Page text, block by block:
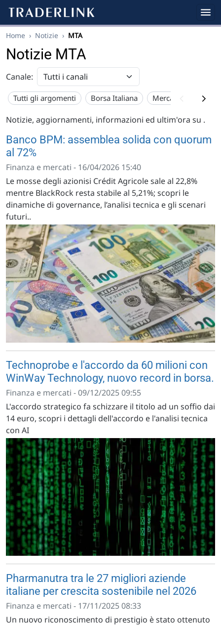
Home › Notizie › MTA
Notizie MTA
Canale:
Tutti gli argomenti Borsa Italiana Mercato USA
Notizie, aggiornamenti, informazioni ed ultim'ora su .
Banco BPM: assemblea solida con quorum
al 72%
Finanza e mercati - 16/04/2026 15:40
Le mosse degli azionisi Crédit Agricole sale al 22,8%
mentre BlackRock resta stabile al 5,21%; scopri le
dinamiche di governance, l’analisi tecnica e gli scenari
futuri..
Technoprobe e l'accordo da 60 milioni con
WinWay Technology, nuovo record in borsa.
Finanza e mercati - 09/12/2025 09:55
L'accordo strategico fa schizzare il titolo ad un soffio dai
14 euro, scopri i dettagli dell'accordo e l'analisi tecnica
con AI
Pharmanutra tra le 27 migliori aziende
italiane per crescita sostenibile nel 2026
Finanza e mercati - 17/11/2025 08:33
Un nuovo riconoscimento di prestigio è stato ottenuto